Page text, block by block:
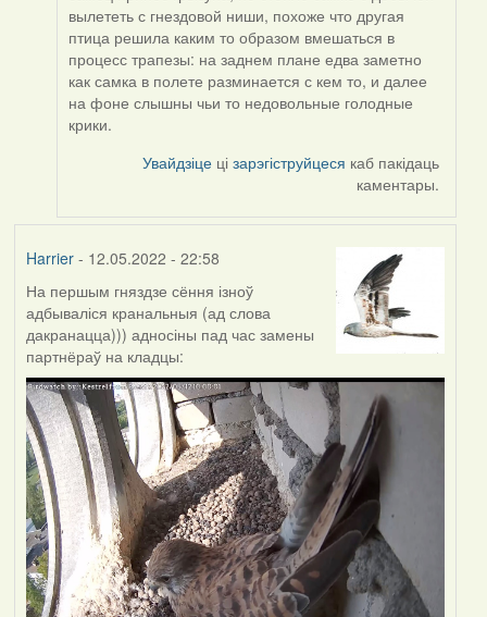
to
by
Harrier
вылететь с гнездовой ниши, похоже что другая
птица решила каким то образом вмешаться в
процесс трапезы: на заднем плане едва заметно
как самка в полете разминается с кем то, и далее
на фоне слышны чьи то недовольные голодные
крики.
Увайдзіце цізарэгіструйцеся каб пакідаць
каментары.
Harrier- 12.05.2022 - 22:58
На першым гняздзе сёння ізноў
адбываліся кранальныя (ад слова
дакранацца))) адносіны пад час замены
партнёраў на кладцы: